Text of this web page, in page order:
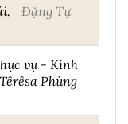
Đặng Tự
vụ - Kính
Phùng